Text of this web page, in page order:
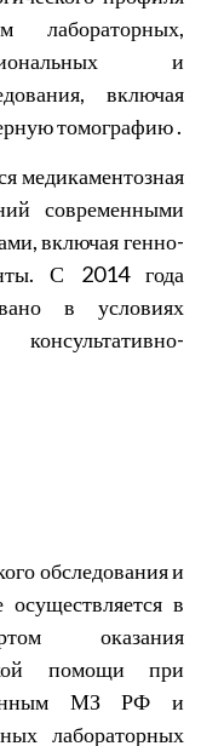
лабораторных,
и
включая
томографию .
медикаментозная
современными
включая генно-
С 2014 года
в условиях
обследования и
в
оказания
помощи при
МЗ РФ и
лабораторных